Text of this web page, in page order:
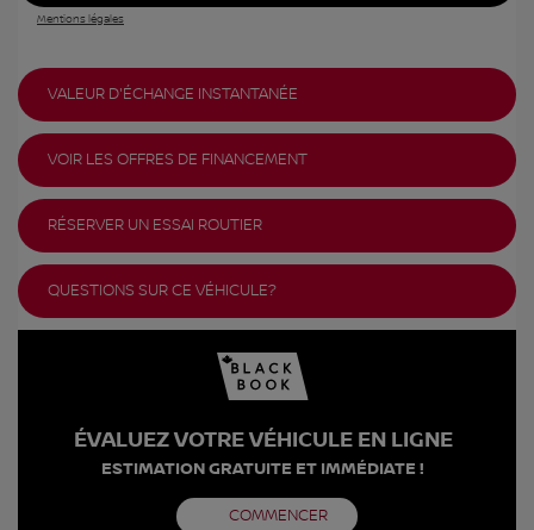
Mentions légales
VALEUR D'ÉCHANGE INSTANTANÉE
VOIR LES OFFRES DE FINANCEMENT
RÉSERVER UN ESSAI ROUTIER
QUESTIONS SUR CE VÉHICULE?
ÉVALUEZ VOTRE VÉHICULE EN LIGNE
ESTIMATION GRATUITE ET IMMÉDIATE !
COMMENCER